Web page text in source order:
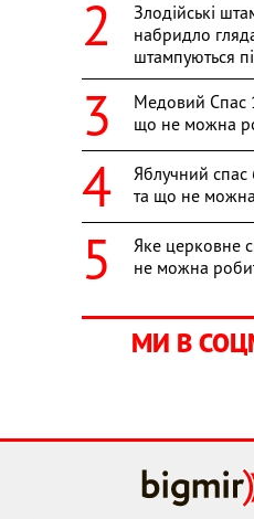
Злодійські
набридло
штампуються
Медовий Спас
що не можна
Яблучний спас
та що не
Яке церковне
не можна
МИ В